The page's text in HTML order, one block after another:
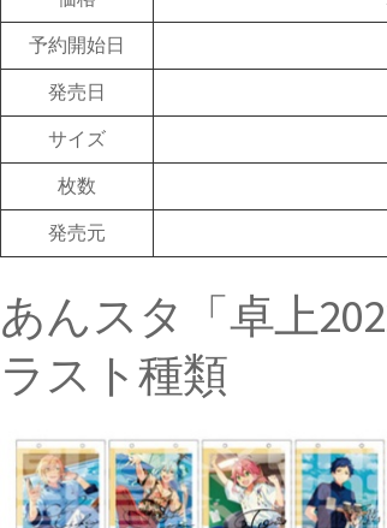
予約開始日
発売日
サイズ
枚数
発売元
あんスタ「卓上
ラスト種類